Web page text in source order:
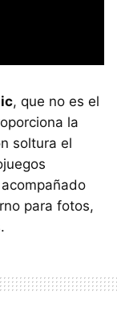
, que no es el
la
soltura el
para fotos,